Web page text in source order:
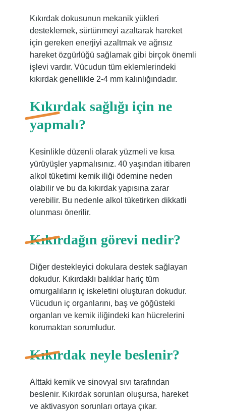
Kıkırdak dokusunun mekanik yükleri
desteklemek, sürtünmeyi azaltarak hareket
için gereken enerjiyi azaltmak ve ağrısız
hareket özgürlüğü sağlamak gibi birçok önemli
işlevi vardır. Vücudun tüm eklemlerindeki
kıkırdak genellikle 2-4 mm kalınlığındadır.
Kıkırdak sağlığı için ne
yapmalı?
Kesinlikle düzenli olarak yüzmeli ve kısa
yürüyüşler yapmalısınız. 40 yaşından itibaren
alkol tüketimi kemik iliği ödemine neden
olabilir ve bu da kıkırdak yapısına zarar
verebilir. Bu nedenle alkol tüketirken dikkatli
olunması önerilir.
Kıkırdağın görevi nedir?
Diğer destekleyici dokulara destek sağlayan
dokudur. Kıkırdaklı balıklar hariç tüm
omurgalıların iç iskeletini oluşturan dokudur.
Vücudun iç organlarını, baş ve göğüsteki
organları ve kemik iliğindeki kan hücrelerini
korumaktan sorumludur.
Kıkırdak neyle beslenir?
Alttaki kemik ve sinovyal sıvı tarafından
beslenir. Kıkırdak sorunları oluşursa, hareket
ve aktivasyon sorunları ortaya çıkar.